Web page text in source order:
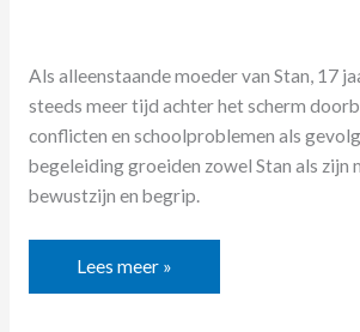
Als alleenstaande moeder van Stan, 17
steeds meer tijd achter het scherm
conflicten en schoolproblemen als
begeleiding groeiden zowel Stan als zijn
bewustzijn en begrip.
Lees meer »